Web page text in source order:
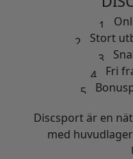
Stort
Fri
Discsport är en
med